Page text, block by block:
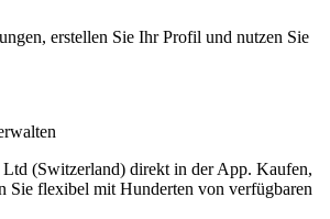
erstellen Sie Ihr Profil und nutzen Sie
Ltd (Switzerland) direkt in der App. Kaufen,
Sie flexibel mit Hunderten von verfügbaren